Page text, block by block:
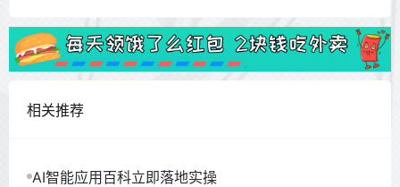
相关推荐
AI智能应用百科立即落地实操